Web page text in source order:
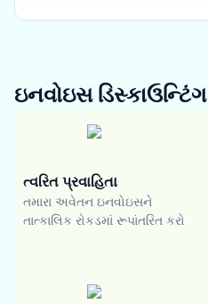
ઇનવોઇસ ડિસ્કાઉન્ટિંગ
ત્વરિત પ્રવાહિતા
તમારા અવેતન ઇનવોઇસને
તાત્કાલિક રોકડમાં રૂપાંતરિત કરો